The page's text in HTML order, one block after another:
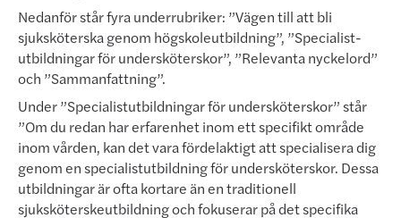
Nedanför står fyra underrubriker: ”Vägen till att bli
sjuksköterska genom högskoleutbildning”, ”Specialist­
utbildningar för undersköterskor”, ”Relevanta nyckelord”
och ”Sammanfattning”.
Under ”Specialistutbildningar för undersköterskor” står
”Om du redan har erfarenhet inom ett specifikt område
inom vården, kan det vara fördelaktigt att specialisera dig
genom en specialistutbildning för undersköterskor. Dessa
utbildningar är ofta kortare än en traditionell
sjuksköterskeutbildning och fokuserar på det specifika